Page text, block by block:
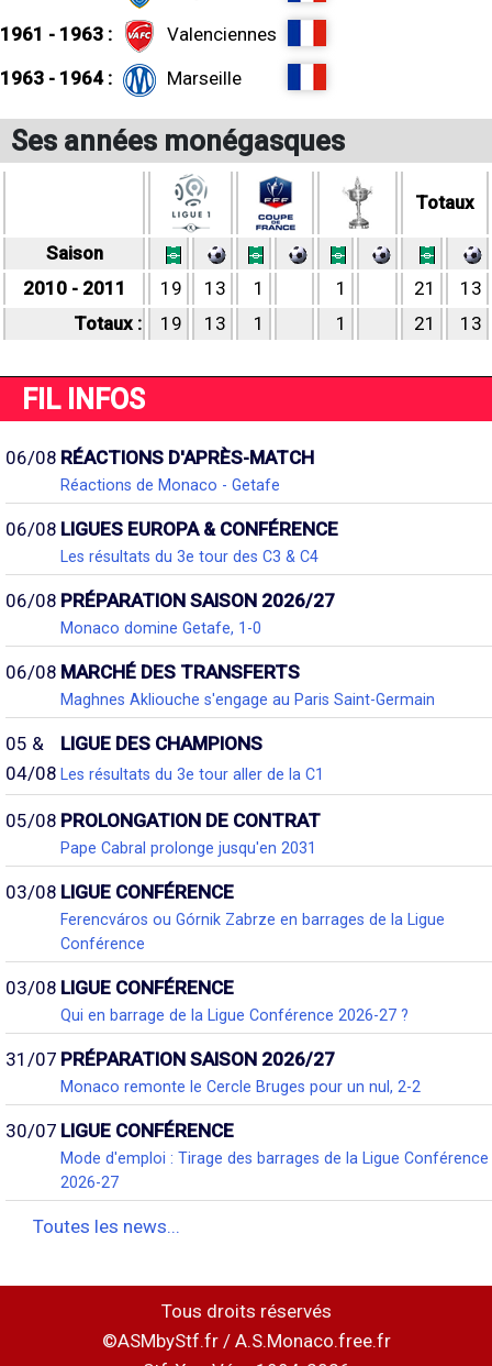
1961 - 1963 :
Valenciennes
1963 - 1964 :
Marseille
Ses années monégasques
Totaux
Saison
2010 - 2011
19 13 1 1 21
13
Totaux :
19 13 1 1 21 13
FIL INFOS
06/08 RÉACTIONS D'APRÈS-MATCH
Réactions de Monaco - Getafe
06/08 LIGUES EUROPA & CONFÉRENCE
Les résultats du 3e tour des C3 & C4
06/08 PRÉPARATION SAISON 2026/27
Monaco domine Getafe, 1-0
06/08 MARCHÉ DES TRANSFERTS
Maghnes Akliouche s'engage au Paris Saint-Germain
05 &
04/08
LIGUE DES CHAMPIONS
Les résultats du 3e tour aller de la C1
05/08 PROLONGATION DE CONTRAT
Pape Cabral prolonge jusqu'en 2031
03/08 LIGUE CONFÉRENCE
Ferencváros ou Górnik Zabrze en barrages de la Ligue
Conférence
03/08 LIGUE CONFÉRENCE
Qui en barrage de la Ligue Conférence 2026-27 ?
31/07 PRÉPARATION SAISON 2026/27
Monaco remonte le Cercle Bruges pour un nul, 2-2
30/07 LIGUE CONFÉRENCE
Mode d'emploi : Tirage des barrages de la Ligue Conférence
2026-27
Toutes les news...
Tous droits réservés
©ASMbyStf.fr / A.S.Monaco.free.fr